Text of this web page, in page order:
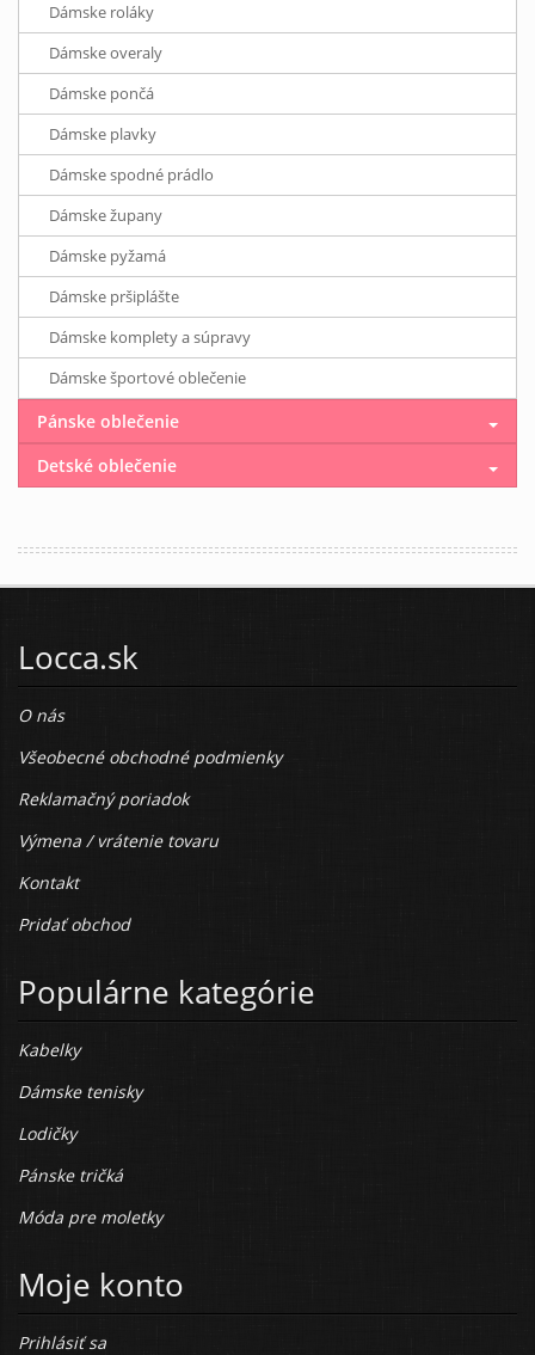
Dámske roláky
Dámske overaly
Dámske pončá
Dámske plavky
Dámske spodné prádlo
Dámske župany
Dámske pyžamá
Dámske pršiplášte
Dámske komplety a súpravy
Dámske športové oblečenie
Pánske oblečenie
Detské oblečenie
Locca.sk
O nás
Všeobecné obchodné podmienky
Reklamačný poriadok
Výmena / vrátenie tovaru
Kontakt
Pridať obchod
Populárne kategórie
Kabelky
Dámske tenisky
Lodičky
Pánske tričká
Móda pre moletky
Moje konto
Prihlásiť sa